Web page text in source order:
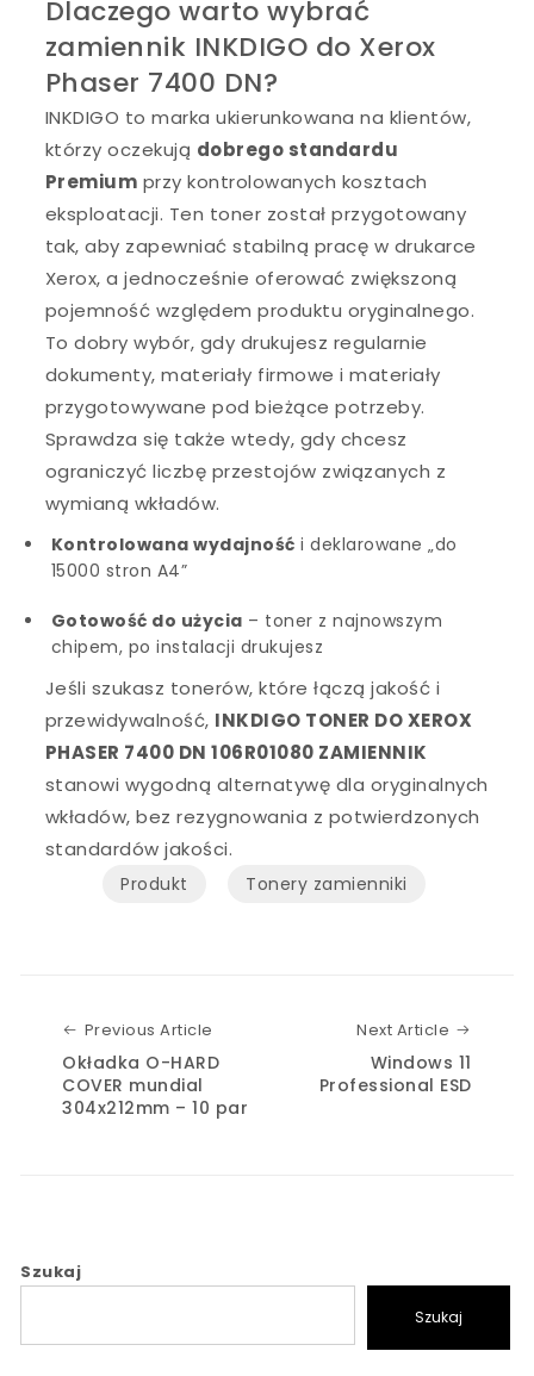
Dlaczego warto wybrać
zamiennik INKDIGO do Xerox
Phaser 7400 DN?
INKDIGO to marka ukierunkowana na klientów,
którzy oczekują dobrego standardu
Premium przy kontrolowanych kosztach
eksploatacji. Ten toner został przygotowany
tak, aby zapewniać stabilną pracę w drukarce
Xerox, a jednocześnie oferować zwiększoną
pojemność względem produktu oryginalnego.
To dobry wybór, gdy drukujesz regularnie
dokumenty, materiały firmowe i materiały
przygotowywane pod bieżące potrzeby.
Sprawdza się także wtedy, gdy chcesz
ograniczyć liczbę przestojów związanych z
wymianą wkładów.
Kontrolowana wydajność i deklarowane „do
15000 stron A4”
Gotowość do użycia – toner z najnowszym
chipem, po instalacji drukujesz
Jeśli szukasz tonerów, które łączą jakość i
przewidywalność, INKDIGO TONER DO XEROX
PHASER 7400 DN 106R01080 ZAMIENNIK
stanowi wygodną alternatywę dla oryginalnych
wkładów, bez rezygnowania z potwierdzonych
standardów jakości.
Produkt Tonery zamienniki
Previous Article
Okładka O-HARD
COVER mundial
304x212mm – 10 par
Next Article
Windows 11
Professional ESD
Szukaj
Szukaj